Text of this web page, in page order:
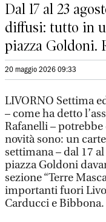
Dal 17 al 23
diffusi: tutto in
piazza Goldoni.
20 maggio 2026 09:33
LIVORNO Settima
– come ha detto
Rafanelli – potrebbe
novità sono: un
settimana – dal 17
piazza Goldoni
sezione “Terre
importanti fuori
Carducci e Bibbona.